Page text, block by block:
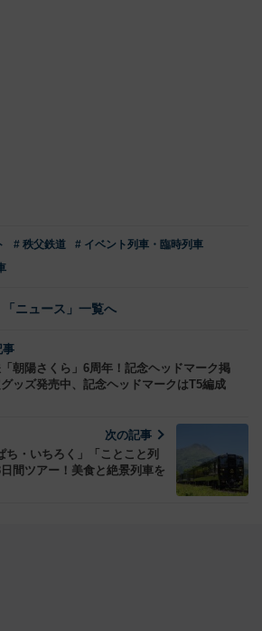
# 秩父鉄道
# イベント列車・臨時列車
「ニュース」一覧へ
事
朝陽さくら」6周年！記念ヘッドマーク掲
ッズ発売中、記念ヘッドマークはT5編成
次の記事
ち・いちろく」「ことこと列
間ツアー！美食と絶景列車を